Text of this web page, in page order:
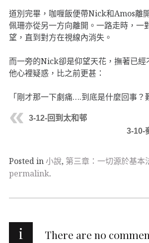
道別完畢，咖喱飯便帶Nick和Amos離
佩珊亦從另一方向離開。一路走時，一
望，直到對方在視線內消失。
而一旁的Nick卻是仰望天花，撫著已經
他心裡疑惑，比之前更甚：
「剛才那一下劇痛….到底是什麼回事？
3-12-回到太和邨
3-10-
Posted in小說, 第三章：一切源於基本
permalink.
i There are no